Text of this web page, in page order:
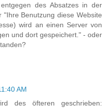
des Absatzes in der
"Ihre Benutzung diese Website
wird an einen Server von
und dort gespeichert." - oder
AM
des öfteren geschrieben: